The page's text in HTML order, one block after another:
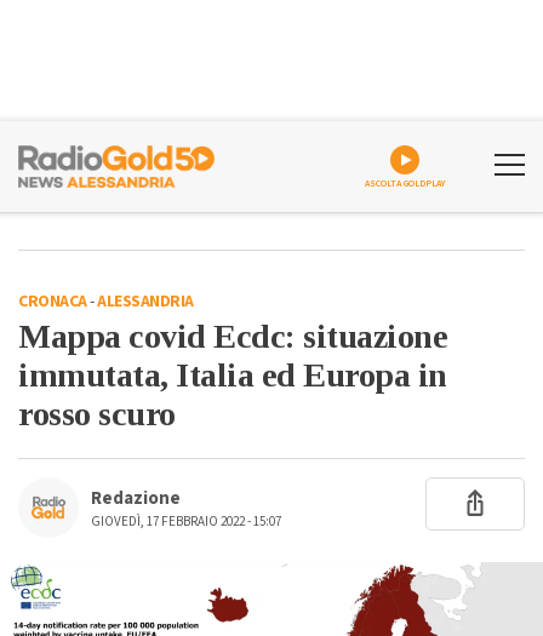
ASCOLTA GOLDPLAY
CRONACA-ALESSANDRIA
Mappa covid Ecdc: situazione
immutata, Italia ed Europa in
rosso scuro
Redazione
GIOVEDÌ, 17 FEBBRAIO 2022 - 15:07